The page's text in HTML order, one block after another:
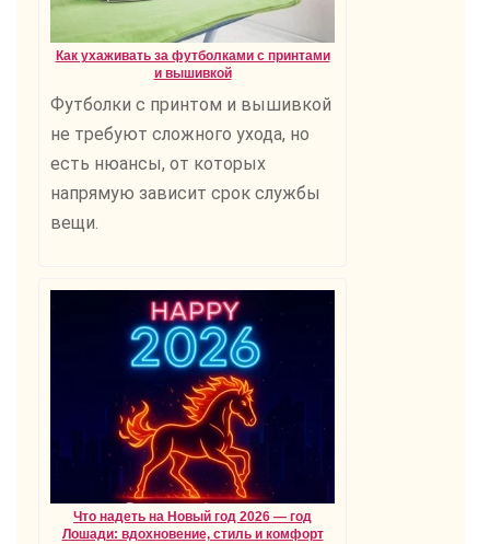
Как ухаживать за футболками с принтами
и вышивкой
Футболки с принтом и вышивкой
не требуют сложного ухода, но
есть нюансы, от которых
напрямую зависит срок службы
вещи.
Что надеть на Новый год 2026 — год
Лошади: вдохновение, стиль и комфорт